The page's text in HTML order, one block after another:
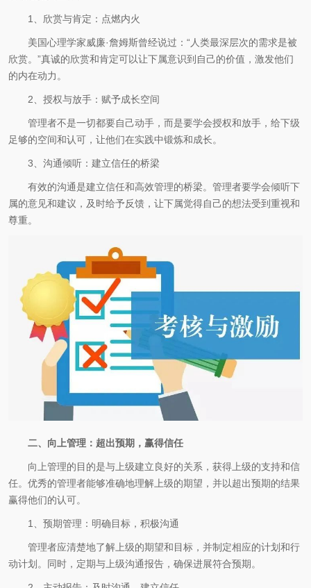
1、欣赏与肯定：点燃内火
美国心理学家威廉·詹姆斯曾经说过：“人类最深层次的需求是被
欣赏。”真诚的欣赏和肯定可以让下属意识到自己的价值，激发他们
的内在动力。
2、授权与放手：赋予成长空间
管理者不是一切都要自己动手，而是要学会授权和放手，给下级
足够的空间和认可，让他们在实践中锻炼和成长。
3、沟通倾听：建立信任的桥梁
有效的沟通是建立信任和高效管理的桥梁。管理者要学会倾听下
属的意见和建议，及时给予反馈，让下属觉得自己的想法受到重视和
尊重。
二、向上管理：超出预期，赢得信任
向上管理的目的是与上级建立良好的关系，获得上级的支持和信
任。优秀的管理者能够准确地理解上级的期望，并以超出预期的结果
赢得他们的认可。
1、预期管理：明确目标，积极沟通
管理者应清楚地了解上级的期望和目标，并制定相应的计划和行
动计划。同时，定期与上级沟通报告，确保进展符合预期。